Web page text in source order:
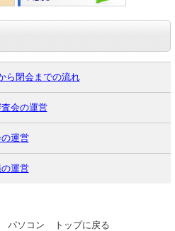
ら閉会までの流れ
会の運営
運営
運営
パソコン トップに戻る